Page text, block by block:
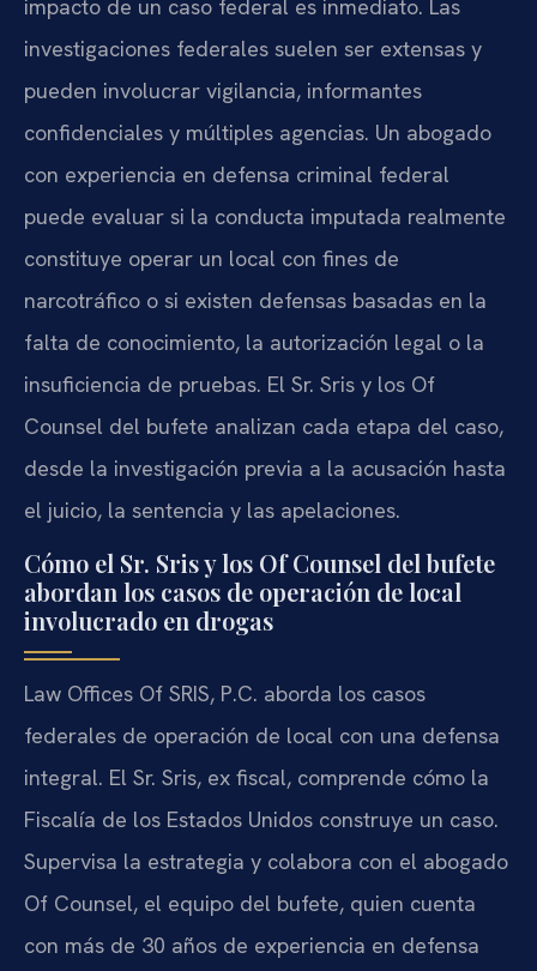
impacto de un caso federal es inmediato. Las
investigaciones federales suelen ser extensas y
pueden involucrar vigilancia, informantes
confidenciales y múltiples agencias. Un abogado
con experiencia en defensa criminal federal
puede evaluar si la conducta imputada realmente
constituye operar un local con fines de
narcotráfico o si existen defensas basadas en la
falta de conocimiento, la autorización legal o la
insuficiencia de pruebas. El Sr. Sris y los Of
Counsel del bufete analizan cada etapa del caso,
desde la investigación previa a la acusación hasta
el juicio, la sentencia y las apelaciones.
Cómo el Sr. Sris y los Of Counsel del bufete
abordan los casos de operación de local
involucrado en drogas
Law Offices Of SRIS, P.C. aborda los casos
federales de operación de local con una defensa
integral. El Sr. Sris, ex fiscal, comprende cómo la
Fiscalía de los Estados Unidos construye un caso.
Supervisa la estrategia y colabora con el abogado
Of Counsel, el equipo del bufete, quien cuenta
con más de 30 años de experiencia en defensa